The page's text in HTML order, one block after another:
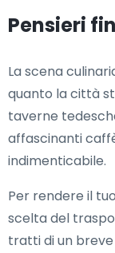
Pensieri
La scena
quanto la città
taverne
affascinanti
indimenticabile.
Per rendere il
scelta del
tratti di un